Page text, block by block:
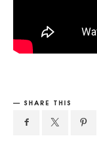
SHARE THIS